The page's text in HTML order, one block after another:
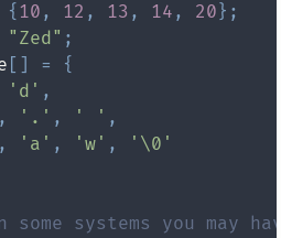
{ 10 , 12 , 13 , 14 , 20 } ;
"Zed" ;
=
{
'd' ,
, '.' , ' ' ,
, 'a' , 'w' ,
'\0'
some systems you may